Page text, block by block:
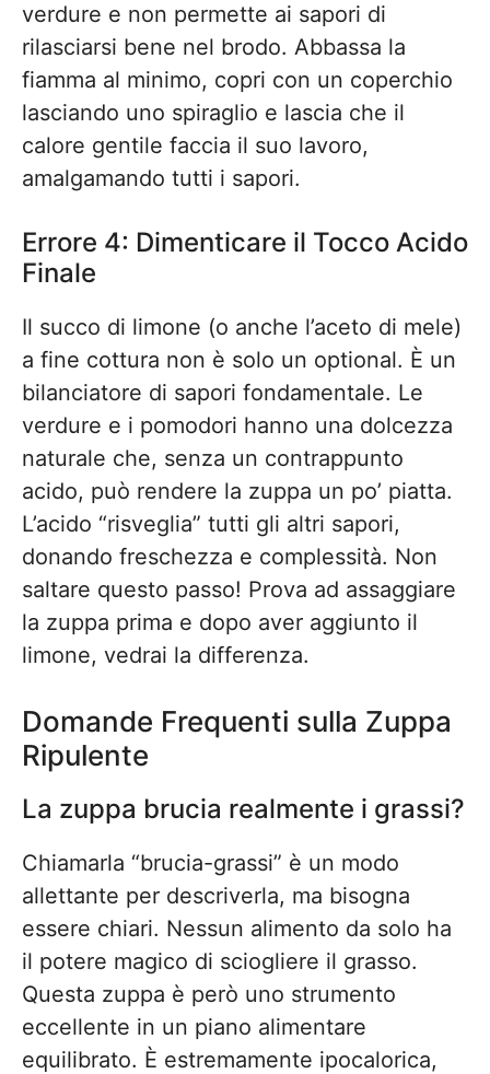
verdure e non permette ai sapori di
rilasciarsi bene nel brodo. Abbassa la
fiamma al minimo, copri con un coperchio
lasciando uno spiraglio e lascia che il
calore gentile faccia il suo lavoro,
amalgamando tutti i sapori.
Errore 4: Dimenticare il Tocco Acido
Finale
Il succo di limone (o anche l’aceto di mele)
a fine cottura non è solo un optional. È un
bilanciatore di sapori fondamentale. Le
verdure e i pomodori hanno una dolcezza
naturale che, senza un contrappunto
acido, può rendere la zuppa un po’ piatta.
L’acido “risveglia” tutti gli altri sapori,
donando freschezza e complessità. Non
saltare questo passo! Prova ad assaggiare
la zuppa prima e dopo aver aggiunto il
limone, vedrai la differenza.
Domande Frequenti sulla Zuppa
Ripulente
La zuppa brucia realmente i grassi?
Chiamarla “brucia-grassi” è un modo
allettante per descriverla, ma bisogna
essere chiari. Nessun alimento da solo ha
il potere magico di sciogliere il grasso.
Questa zuppa è però uno strumento
eccellente in un piano alimentare
equilibrato. È estremamente ipocalorica,